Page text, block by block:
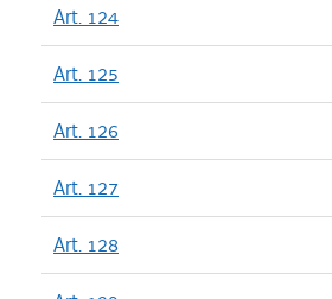
Art. 124
Art. 125
Art. 126
Art. 127
Art. 128